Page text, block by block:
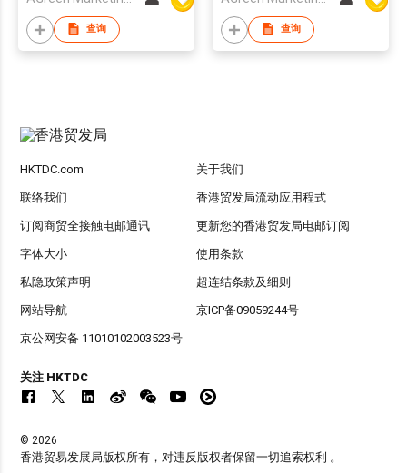
查询 查询
HKTDC.com 关于我们
联络我们 香港贸发局流动应用程式
订阅商贸全接触电邮通讯 更新您的香港贸发局电邮订阅
字体大小 使用条款
私隐政策声明 超连结条款及细则
网站导航 京ICP备09059244号
京公网安备 11010102003523号
关注 HKTDC
© 2026
香港贸易发展局版权所有，对违反版权者保留一切追索权利 。